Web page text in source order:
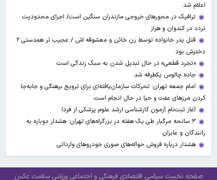
اعلام شد
ترافیک در محورهای خروجی مازندران سنگین است/ اجرای محدودیت
تردد در کندوان و هراز
قتل پدر خانواده توسط زن خائن و معشوقه اش / عجیب تر همدستی ۲
دخترش بود
«تجرد قطعی» در حال تبدیل شدن به سبک زندگی است
جاده چالوس یکطرفه شد
امام جمعه تهران: تحرکات سازمان‌یافته‌ای برای ترویج برهنگی و جابه‌جا
کردن مرزهای عفت و حیا در حال انجام است
آغاز ثبت‌نام‌ آزمون کارشناسی ارشد علوم پزشکی از فردا
۳ سانحه مرگبار طی یک هفته در بزرگراه‌های تهران؛ هشدار دوباره به
رانندگان و عابران
هشدار درباره فروش حواله‌های صوری خودروهای وارداتی
صفحه نخست سیاسی اقتصادی فرهنگی و اجتماعی ورزشی سلامت عکس